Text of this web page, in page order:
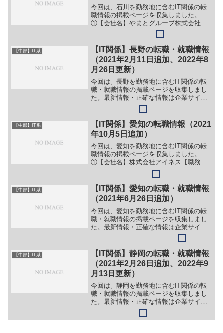
今回は、石川を勤務地に含むIT関係の転
職情報の掲載ページを収集しました。
①【会社名】やまとグループ株式会社
【職務】（１）情報システム責任者【勤
務地】石川県小松市串町３５番地１７等
【詳細】転職・就職情報の詳細はこちら
②【会社名】株式会社 日本...
【中部】IT系
【IT関係】長野の転職・就職情報
（2021年2月11日追加、2022年8
月26日更新）
今回は、長野を勤務地に含むIT関係の転
職・就職情報の掲載ページを収集しまし
た。最新情報・正確な情報は企業サイト
でご確認ください。①【会社名】株式会
社アドヴァンスト・インフォーメイショ
ン・デザイン【職務】［新卒・キャリ
ア・中途］＞＞（１）シス...
【中部】IT系
【IT関係】愛知の転職情報（2021
年10月5日追加）
今回は、愛知を勤務地に含むIT関係の転
職情報の掲載ページを収集しました。
①【会社名】株式会社アイネス【職務】
（１）営業職（２）システムエンジニア
【勤務地】愛知県名古屋市中村区名駅南
1-17-23等【詳細】転職・就職情報の詳細
はこちら②【会...
【中部】IT系
【IT関係】愛知の転職・就職情報
（2021年6月26日追加）
今回は、愛知を勤務地に含むIT関係の転
職・就職情報の掲載ページを収集しまし
た。最新情報・正確な情報は企業サイト
でご確認ください。①【会社名】株式会
社インターネットイニシアティブ【職
務】（１）プロジェクトマネージャー
（ネットワーク/サーバ）（...
【中部】IT系
【IT関係】静岡の転職・就職情報
（2021年2月26日追加、2022年9
月13日更新）
今回は、静岡を勤務地に含むIT関係の転
職・就職情報の掲載ページを収集しまし
た。最新情報・正確な情報は企業サイト
でご確認ください。①【会社名】株式会
社アイ・ネクスト【職務】＞＞（１）シ